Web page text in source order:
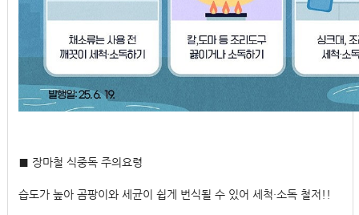
■ 장마철 식중독 주의요령
습도가 높아 곰팡이와 세균이 쉽게 번식될 수 있어 세척·소독 철저!!